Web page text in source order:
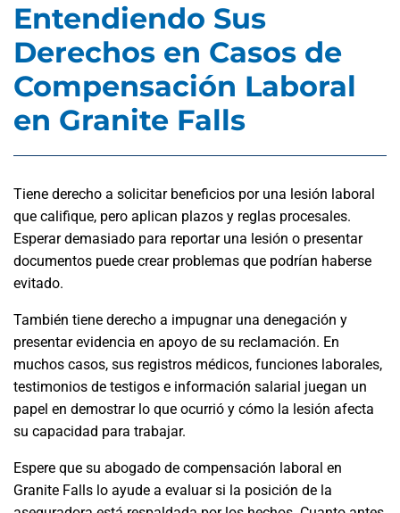
Entendiendo Sus
Derechos en Casos de
Compensación Laboral
en Granite Falls
Tiene derecho a solicitar beneficios por una lesión laboral
que califique, pero aplican plazos y reglas procesales.
Esperar demasiado para reportar una lesión o presentar
documentos puede crear problemas que podrían haberse
evitado.
También tiene derecho a impugnar una denegación y
presentar evidencia en apoyo de su reclamación. En
muchos casos, sus registros médicos, funciones laborales,
testimonios de testigos e información salarial juegan un
papel en demostrar lo que ocurrió y cómo la lesión afecta
su capacidad para trabajar.
Espere que su abogado de compensación laboral en
Granite Falls lo ayude a evaluar si la posición de la